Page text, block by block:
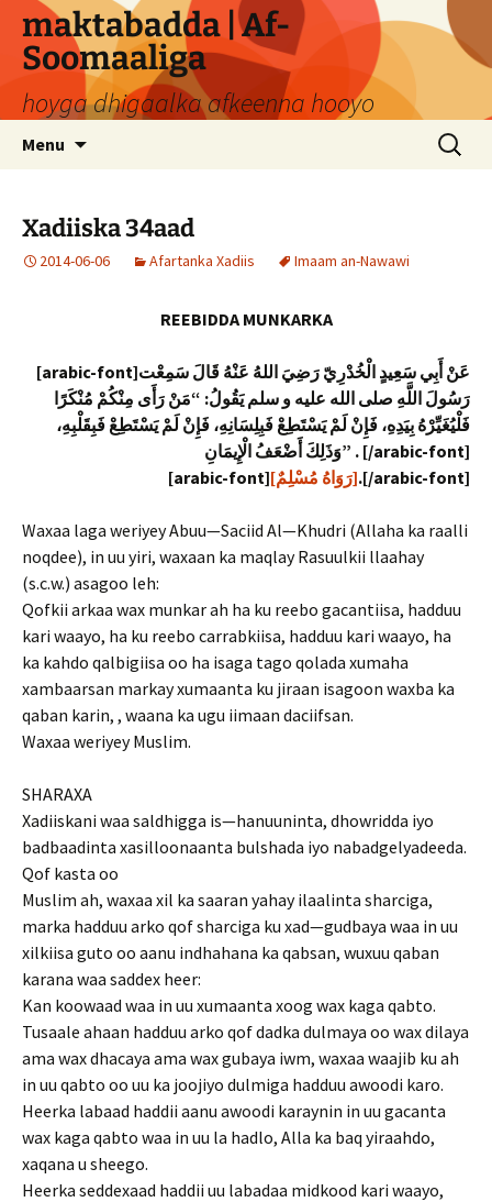
Skip
content
maktabadda | Af-
Soomaaliga
hoyga dhigaalka afkeenna hooyo
Menu
Search
for:
Xadiiska 34aad
2014-06-06 Afartanka Xadiis Imaam an-Nawawi
REEBIDDA MUNKARKA
[arabic-font]عَنْ أَبِي سَعِيدٍ الْخُدْرِيّ رَضِيَ اللهُ عَنْهُ قَالَ سَمِعْت
رَسُولَ اللَّهِ صلى الله عليه و سلم يَقُولُ: “مَنْ رَأَى مِنْكُمْ مُنْكَرًا
فَلْيُغَيِّرْهُ بِيَدِهِ، فَإِنْ لَمْ يَسْتَطِعْ فَبِلِسَانِهِ، فَإِنْ لَمْ يَسْتَطِعْ فَبِقَلْبِهِ،
وَذَلِكَ أَضْعَفُ الْإِيمَانِ” . [/arabic-font]
[arabic-font]
[رَوَاهُ مُسْلِمٌ].[/arabic-font]
Waxaa laga weriyey Abuu—Saciid Al—Khudri (Allaha ka raalli
noqdee), in uu yiri, waxaan ka maqlay Rasuulkii llaahay
(s.c.w.) asagoo leh:
Qofkii arkaa wax munkar ah ha ku reebo gacantiisa, hadduu
kari waayo, ha ku reebo carrabkiisa, hadduu kari waayo, ha
ka kahdo qalbigiisa oo ha isaga tago qolada xumaha
xambaarsan markay xumaanta ku jiraan isagoon waxba ka
qaban karin, , waana ka ugu iimaan daciifsan.
Waxaa weriyey Muslim.
SHARAXA
Xadiiskani waa saldhigga is—hanuuninta, dhowridda iyo
badbaadinta xasilloonaanta bulshada iyo nabadgelyadeeda.
Qof kasta oo
Muslim ah, waxaa xil ka saaran yahay ilaalinta sharciga,
marka hadduu arko qof sharciga ku xad—gudbaya waa in uu
xilkiisa guto oo aanu indhahana ka qabsan, wuxuu qaban
karana waa saddex heer:
Kan koowaad waa in uu xumaanta xoog wax kaga qabto.
Tusaale ahaan hadduu arko qof dadka dulmaya oo wax dilaya
ama wax dhacaya ama wax gubaya iwm, waxaa waajib ku ah
in uu qabto oo uu ka joojiyo dulmiga hadduu awoodi karo.
Heerka labaad haddii aanu awoodi karaynin in uu gacanta
wax kaga qabto waa in uu la hadlo, Alla ka baq yiraahdo,
xaqana u sheego.
Heerka seddexaad haddii uu labadaa midkood kari waayo,